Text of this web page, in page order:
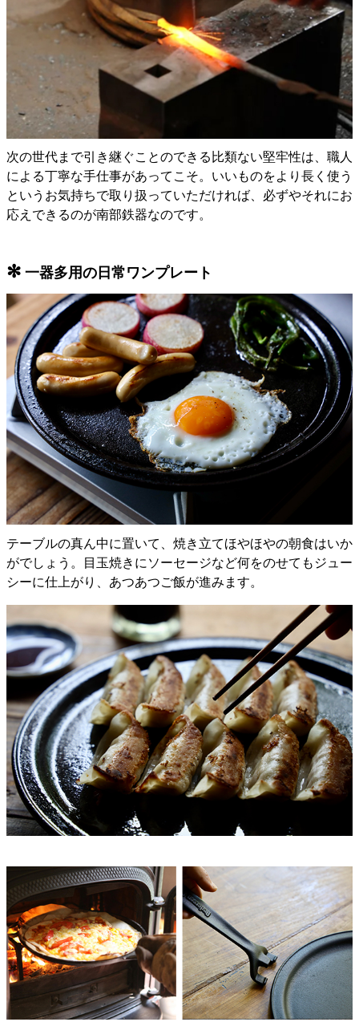
次の世代まで引き継ぐことのできる比類ない堅牢性は、職人
による丁寧な手仕事があってこそ。いいものをより長く使う
というお気持ちで取り扱っていただければ、必ずやそれにお
応えできるのが南部鉄器なのです。
✻ 一器多用の日常ワンプレート
テーブルの真ん中に置いて、焼き立てほやほやの朝食はいか
がでしょう。目玉焼きにソーセージなど何をのせてもジュー
シーに仕上がり、あつあつご飯が進みます。